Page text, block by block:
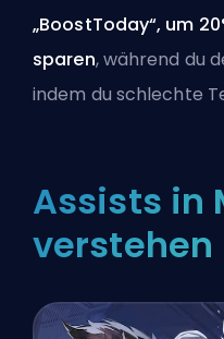
„BoostToday“, um
sparen, während du
indem du schlechte
Assists in
verstehen